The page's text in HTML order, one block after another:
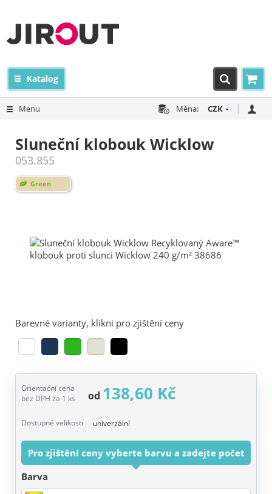
Katalog
Menu Měna: CZK
Sluneční klobouk Wicklow
053.855
Green
Barevné varianty, klikni pro zjištění ceny
Orientační cena
bez DPH za 1 ks
od 138,60 Kč
Dostupné velikosti univerzální
Pro zjištění ceny vyberte barvu a zadejte počet
Barva